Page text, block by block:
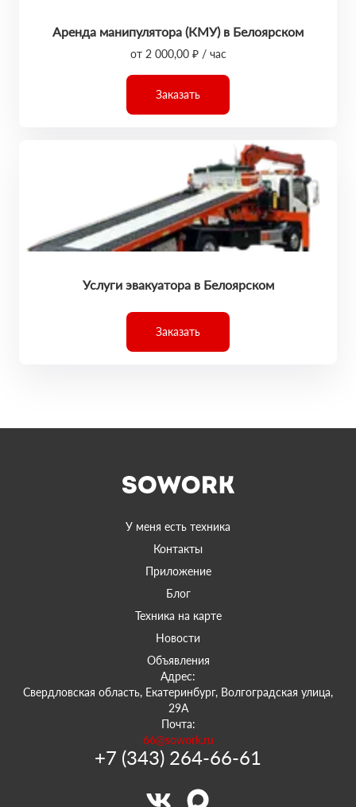
Аренда манипулятора (КМУ) в Белоярском
от 2 000,00 ₽ / час
Заказать
Услуги эвакуатора в Белоярском
Заказать
У меня есть техника
Контакты
Приложение
Блог
Техника на карте
Новости
Объявления
Адрес:
Свердловская область, Екатеринбург, Волгоградская улица,
29А
Почта:
66@sowork.ru
+7 (343) 264-66-61